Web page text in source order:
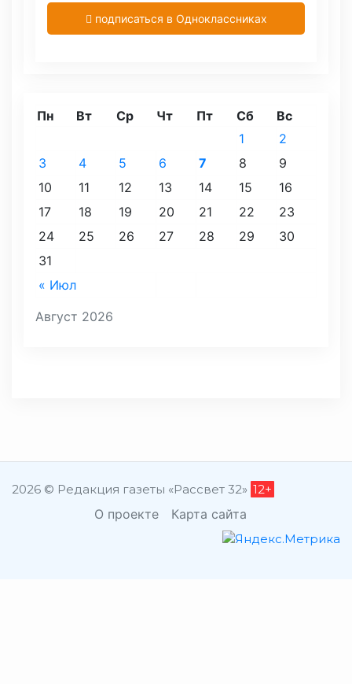
подписаться в Одноклассниках
Август 2026
Пн Вт Ср Чт Пт Сб Вс
« Июл
1
2
3
4 5 6 7 8
9
10
11 12 13 14 15
16
17
18 19 20 21 22
23
24
25 26 27 28 29
30
31
2026 © Редакция газеты «Рассвет 32» 12+
О проекте Карта сайта